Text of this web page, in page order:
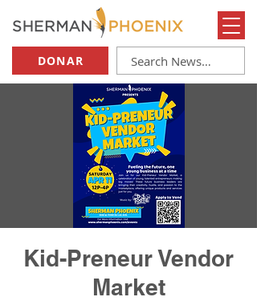
DONAR
Kid-Preneur Vendor
Market